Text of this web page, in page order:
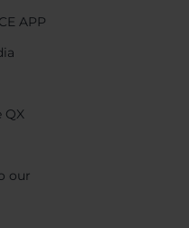
APP
QX
our